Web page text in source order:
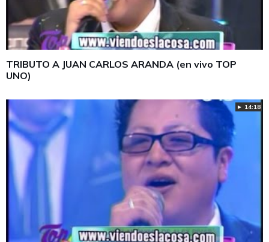
TRIBUTO A JUAN CARLOS ARANDA (en vivo TOP
UNO)
► 14:18